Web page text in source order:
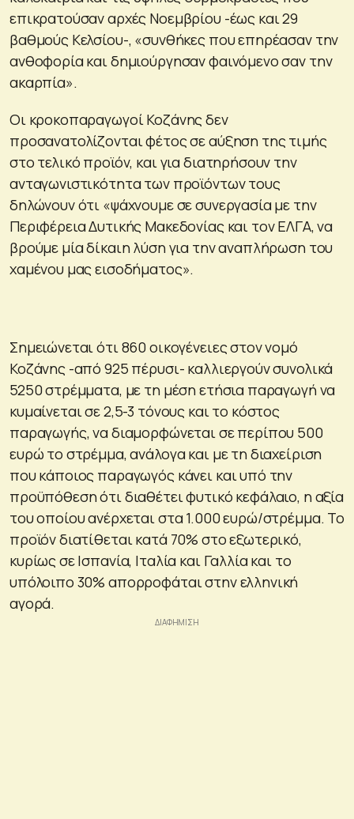
επικρατούσαν αρχές Νοεμβρίου -έως και 29
βαθμούς Κελσίου-, «συνθήκες που επηρέασαν την
ανθοφορία και δημιούργησαν φαινόμενο σαν την
ακαρπία».
Οι κροκοπαραγωγοί Κοζάνης δεν
προσανατολίζονται φέτος σε αύξηση της τιμής
στο τελικό προϊόν, και για διατηρήσουν την
ανταγωνιστικότητα των προϊόντων τους
δηλώνουν ότι «ψάχνουμε σε συνεργασία με την
Περιφέρεια Δυτικής Μακεδονίας και τον ΕΛΓΑ, να
βρούμε μία δίκαιη λύση για την αναπλήρωση του
χαμένου μας εισοδήματος».
Σημειώνεται ότι 860 οικογένειες στον νομό
Κοζάνης -από 925 πέρυσι- καλλιεργούν συνολικά
5250 στρέμματα, με τη μέση ετήσια παραγωγή να
κυμαίνεται σε 2,5-3 τόνους και το κόστος
παραγωγής, να διαμορφώνεται σε περίπου 500
ευρώ το στρέμμα, ανάλογα και με τη διαχείριση
που κάποιος παραγωγός κάνει και υπό την
προϋπόθεση ότι διαθέτει φυτικό κεφάλαιο, η αξία
του οποίου ανέρχεται στα 1.000 ευρώ/στρέμμα. Το
προϊόν διατίθεται κατά 70% στο εξωτερικό,
κυρίως σε Ισπανία, Ιταλία και Γαλλία και το
υπόλοιπο 30% απορροφάται στην ελληνική
αγορά.